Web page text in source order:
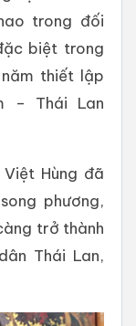
trong đối
biệt trong
thiết lập
– Thái Lan
Hùng đã
phương,
trở thành
Thái Lan,